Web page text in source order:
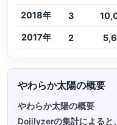
2018年 3
2017年 2
やわらか太陽の概要
やわらか太陽の概要
Dojilyzerの集計によると